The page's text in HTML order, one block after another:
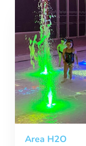
Area H2O